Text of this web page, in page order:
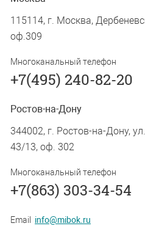
115114, г. Москва,
оф.309
Многоканальный телефон
+7(495) 240-82-20
Ростов-на-Дону
344002, г. Ростов-на-Дону,
43/13, оф. 302
Многоканальный телефон
+7(863) 303-34-54
Email info@mibok.ru